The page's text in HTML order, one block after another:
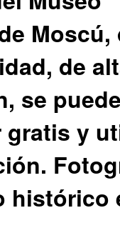
Moscú,
de
se puede
gratis y
histórico